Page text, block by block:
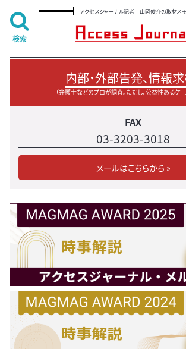
アクセスジャーナル記者 山岡俊介の取材メモ
内部・外部告発、情報求
（弁護士などのプロが調査。ただし、公益性あるケー
FAX
03-3203-3018
メールはこちらから »
検索